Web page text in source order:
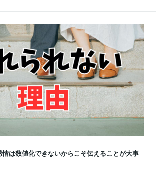
情は数値化できないからこそ伝えることが大事